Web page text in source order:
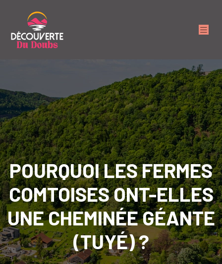
POURQUOI LES FERMES
COMTOISES ONT-ELLES
UNE CHEMINÉE GÉANTE
(TUYÉ) ?